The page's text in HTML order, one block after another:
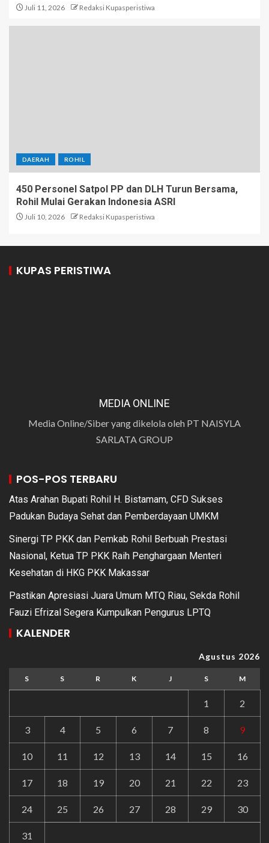
Juli 11, 2026 Redaksi Kupasperistiwa
DAERAH ROHIL
450 Personel Satpol PP dan DLH Turun Bersama,
Rohil Mulai Gerakan Indonesia ASRI
Juli 10, 2026 Redaksi Kupasperistiwa
KUPAS PERISTIWA
MEDIA ONLINE
Media Online/Siber yang dikelola oleh PT NAISYLA
SARLATA GROUP
POS-POS TERBARU
Atas Arahan Bupati Rohil H. Bistamam, CFD Sukses
Padukan Budaya Sehat dan Pemberdayaan UMKM
Sinergi TP PKK dan Pemkab Rohil Berbuah Prestasi
Nasional, Ketua TP PKK Raih Penghargaan Menteri
Kesehatan di HKG PKK Makassar
Pastikan Apresiasi Juara Umum MTQ Riau, Sekda Rohil
Fauzi Efrizal Segera Kumpulkan Pengurus LPTQ
KALENDER
Agustus 2026
S S R K J S M
1 2
3 4 5 6 7 8 9
10 11 12 13 14 15 16
17 18 19 20 21 22 23
24 25 26 27 28 29 30
31